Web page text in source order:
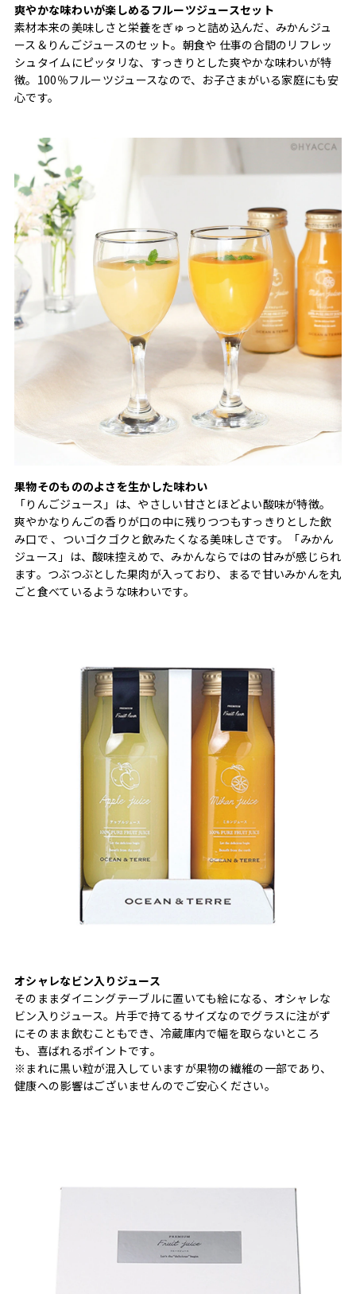
爽やかな味わいが楽しめるフルーツジュースセット
素材本来の美味しさと栄養をぎゅっと詰め込んだ、みかんジュ
ース＆りんごジュースのセット。朝食や 仕事の合間のリフレッ
シュタイムにピッタリな、すっきりとした爽やかな味わいが特
徴。100％フルーツジュースなので、お子さまがいる家庭にも安
心です。
果物そのもののよさを生かした味わい
「りんごジュース」は、やさしい甘さとほどよい酸味が特徴。
爽やかなりんごの香りが口の中に残りつつもすっきりとした飲
み口で 、ついゴクゴクと飲みたくなる美味しさです。「みかん
ジュース」は、酸味控えめで、みかんならではの甘みが感じられ
ます。つぶつぶとした果肉が入っており、まるで甘いみかんを丸
ごと食べているような味わいです。
オシャレなビン入りジュース
そのままダイニングテーブルに置いても絵になる、オシャレな
ビン入りジュース。片手で持てるサイズなのでグラスに注がず
にそのまま飲むこともでき、冷蔵庫内で幅を取らないところ
も、喜ばれるポイントです。
※まれに黒い粒が混入していますが果物の繊維の一部であり、
健康への影響はございませんのでご安心ください。